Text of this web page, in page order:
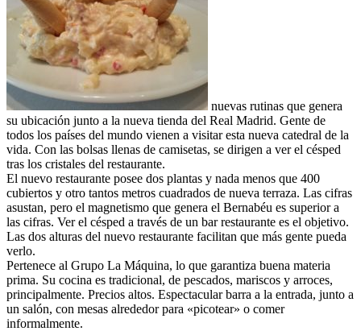
nuevas rutinas que genera
su ubicación junto a la nueva tienda del Real Madrid. Gente de
todos los países del mundo vienen a visitar esta nueva catedral de la
vida. Con las bolsas llenas de camisetas, se dirigen a ver el césped
tras los cristales del restaurante.
El nuevo restaurante posee dos plantas y nada menos que 400
cubiertos y otro tantos metros cuadrados de nueva terraza. Las cifras
asustan, pero el magnetismo que genera el Bernabéu es superior a
las cifras. Ver el césped a través de un bar restaurante es el objetivo.
Las dos alturas del nuevo restaurante facilitan que más gente pueda
verlo.
Pertenece al Grupo La Máquina, lo que garantiza buena materia
prima. Su cocina es tradicional, de pescados, mariscos y arroces,
principalmente. Precios altos. Espectacular barra a la entrada, junto a
un salón, con mesas alrededor para «picotear» o comer
informalmente.